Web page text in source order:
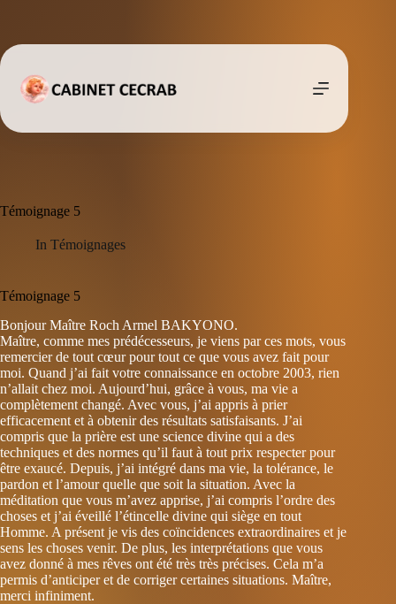
Témoignage 5
In Témoignages
Témoignage 5
Bonjour Maître Roch Armel BAKYONO.
Maître, comme mes prédécesseurs, je viens par ces mots, vous
remercier de tout cœur pour tout ce que vous avez fait pour
moi. Quand j’ai fait votre connaissance en octobre 2003, rien
n’allait chez moi. Aujourd’hui, grâce à vous, ma vie a
complètement changé. Avec vous, j’ai appris à prier
efficacement et à obtenir des résultats satisfaisants. J’ai
compris que la prière est une science divine qui a des
techniques et des normes qu’il faut à tout prix respecter pour
être exaucé. Depuis, j’ai intégré dans ma vie, la tolérance, le
pardon et l’amour quelle que soit la situation. Avec la
méditation que vous m’avez apprise, j’ai compris l’ordre des
choses et j’ai éveillé l’étincelle divine qui siège en tout
Homme. A présent je vis des coïncidences extraordinaires et je
sens les choses venir. De plus, les interprétations que vous
avez donné à mes rêves ont été très très précises. Cela m’a
permis d’anticiper et de corriger certaines situations. Maître,
merci infiniment.